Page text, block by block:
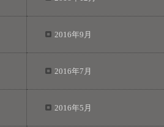
2016年9月
2016年7月
2016年5月